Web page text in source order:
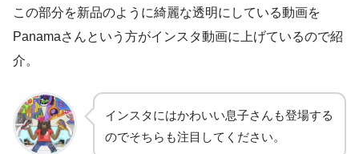
この部分を新品のように綺麗な透明にしている動画を
Panamaさんという方がインスタ動画に上げているので紹
介。
インスタにはかわいい息子さんも登場する
のでそちらも注目してください。